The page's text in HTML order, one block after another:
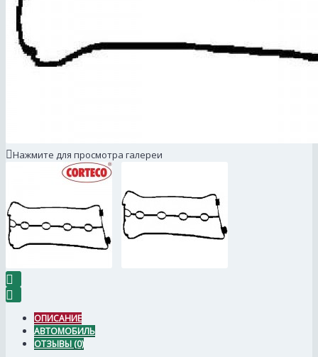
Нажмите для просмотра галереи
ОПИСАНИЕ
АВТОМОБИЛЬ
ОТЗЫВЫ (0)